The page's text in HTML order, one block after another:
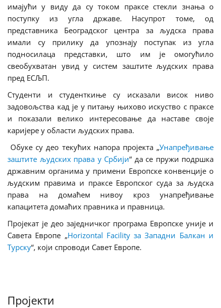
имајући у виду да су током праксе стекли знања о
поступку из угла државе. Насупрот томе, од
представника Београдског центра за људска права
имали су прилику да упознају поступак из угла
подносилаца представки, што им је омогућило
свеобухватан увид у систем заштите људских права
пред ЕСЉП.
Студенти и студенткиње су исказали висок ниво
задовољства кад је у питању њихово искуство с праксе
и показали велико интересовање да наставе своје
каријере у области људских права.
Обуке су део текућих напора пројекта „Унапређивање
заштите људских права у Србији“ да се пружи подршка
државним органима у примени Европске конвенције о
људским правима и праксе Европског суда за људска
права на домаћем нивоу кроз унапређивање
капацитета домаћих правника и правница.
Пројекат је део заједничког програма Европске уније и
Савета Европе „Horizontal Facility за Западни Балкан и
Турску“, који спроводи Савет Европе.
Пројекти